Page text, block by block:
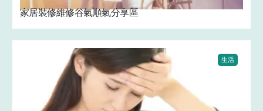
家居裝修維修谷氣順氣分享區
生活